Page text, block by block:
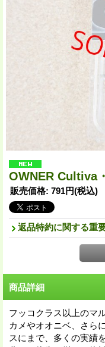
OWNER Cultiva
販売価格: 791円(税込)
返品特約に関する重
商品詳細
フッコクラス以上のマ
カメやオオニベ、さら
スにまで、多くの実績